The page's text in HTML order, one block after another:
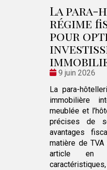
La
régime
pour
Date
9 juin 2026
La para-
immobilière
meublée et
précises de
avantages
matière de
article en